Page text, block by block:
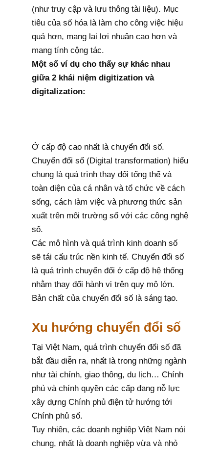
(như truy cập và lưu thông tài liệu). Mục
tiêu của số hóa là làm cho công việc hiệu
quả hơn, mang lại lợi nhuận cao hơn và
mang tính cộng tác.
Một số ví dụ cho thấy sự khác nhau
giữa 2 khái niệm digitization và
digitalization:
Ở cấp độ cao nhất là chuyển đổi số.
Chuyển đổi số (Digital transformation) hiểu
chung là quá trình thay đổi tổng thể và
toàn diện của cá nhân và tổ chức về cách
sống, cách làm việc và phương thức sản
xuất trên môi trường số với các công nghệ
số.
Các mô hình và quá trình kinh doanh số
sẽ tái cấu trúc nền kinh tế. Chuyển đổi số
là quá trình chuyển đổi ở cấp độ hệ thống
nhằm thay đổi hành vi trên quy mô lớn.
Bản chất của chuyển đổi số là sáng tạo.
Xu hướng chuyển đổi số
Tại Việt Nam, quá trình chuyển đổi số đã
bắt đầu diễn ra, nhất là trong những ngành
như tài chính, giao thông, du lịch… Chính
phủ và chính quyền các cấp đang nỗ lực
xây dựng Chính phủ điện tử hướng tới
Chính phủ số.
Tuy nhiên, các doanh nghiệp Việt Nam nói
chung, nhất là doanh nghiệp vừa và nhỏ